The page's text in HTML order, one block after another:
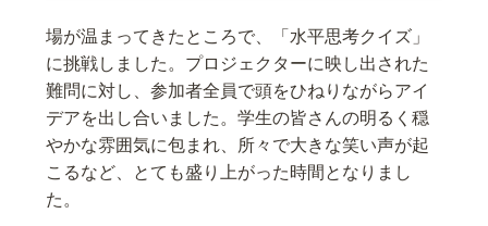
場が温まってきたところで、「水平思考クイズ」
に挑戦しました。プロジェクターに映し出された
難問に対し、参加者全員で頭をひねりながらアイ
デアを出し合いました。学生の皆さんの明るく穏
やかな雰囲気に包まれ、所々で大きな笑い声が起
こるなど、とても盛り上がった時間となりまし
た。